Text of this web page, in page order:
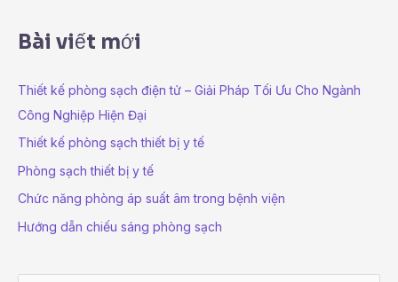
*
Bài viết mới
Thiết kế phòng sạch điện tử – Giải Pháp Tối Ưu Cho Ngành
Công Nghiệp Hiện Đại
Thiết kế phòng sạch thiết bị y tế
Phòng sạch thiết bị y tế
Chức năng phòng áp suất âm trong bệnh viện
Hướng dẫn chiếu sáng phòng sạch